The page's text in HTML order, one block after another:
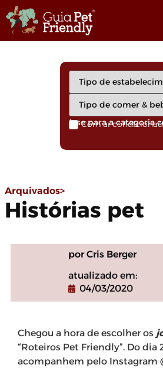
(use para a categoria
Com ar
Arquivados>
Histórias pet
por Cris Berger
atualizado em:
04/03/2020
Chegou a hora de escolher os
“Roteiros Pet Friendly”. Do
acompanhem pelo Instagram